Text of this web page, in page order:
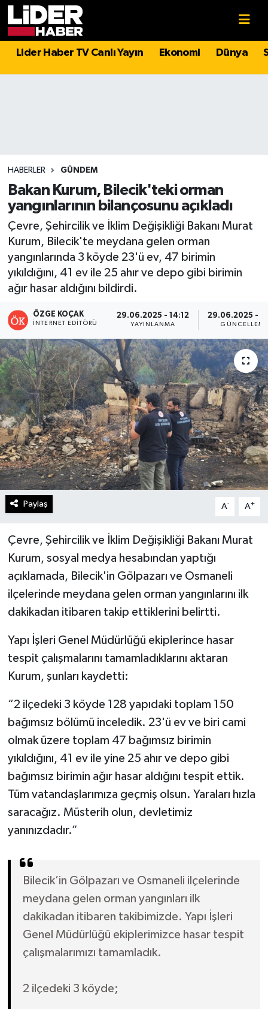
Lider Haber TV Canlı Yayın Ekonomi Dünya
HABERLER GÜNDEM
Bakan Kurum, Bilecik'teki orman
yangınlarının bilançosunu açıkladı
Çevre, Şehircilik ve İklim Değişikliği Bakanı Murat
Kurum, Bilecik'te meydana gelen orman
yangınlarında 3 köyde 23'ü ev, 47 birimin
yıkıldığını, 41 ev ile 25 ahır ve depo gibi birimin
ağır hasar aldığını bildirdi.
ÖZGE KOÇAK
İNTERNET EDITÖRÜ
29.06.2025 - 14:12
YAYINLANMA
29.06.2025 -
Paylaş A- A+
Çevre, Şehircilik ve İklim Değişikliği Bakanı Murat
Kurum, sosyal medya hesabından yaptığı
açıklamada, Bilecik'in Gölpazarı ve Osmaneli
ilçelerinde meydana gelen orman yangınlarını ilk
dakikadan itibaren takip ettiklerini belirtti.
Yapı İşleri Genel Müdürlüğü ekiplerince hasar
tespit çalışmalarını tamamladıklarını aktaran
Kurum, şunları kaydetti:
“2 ilçedeki 3 köyde 128 yapıdaki toplam 150
bağımsız bölümü inceledik. 23'ü ev ve biri cami
olmak üzere toplam 47 bağımsız birimin
yıkıldığını, 41 ev ile yine 25 ahır ve depo gibi
bağımsız birimin ağır hasar aldığını tespit ettik.
Tüm vatandaşlarımıza geçmiş olsun. Yaraları hızla
saracağız. Müsterih olun, devletimiz
yanınızdadır.”
Bilecik’in Gölpazarı ve Osmaneli ilçelerinde
meydana gelen orman yangınları ilk
dakikadan itibaren takibimizde. Yapı İşleri
Genel Müdürlüğü ekiplerimizce hasar tespit
çalışmalarımızı tamamladık.
2 ilçedeki 3 köyde;
Politika
Magazin
Spor
Sağlık
Teknoloji
Turizm
Kültür - Sanat
Lider Haber TV Canlı Yayın izle
Hava Durumu
Süper Lig Puan Durumu ve Fikstür
Tüm Manşetler
Son Dakika Haberleri
Haber Arşivi